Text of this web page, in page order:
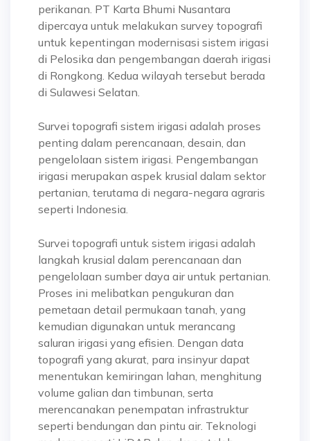
perikanan. PT Karta Bhumi Nusantara
dipercaya untuk melakukan survey topografi
untuk kepentingan modernisasi sistem irigasi
di Pelosika dan pengembangan daerah irigasi
di Rongkong. Kedua wilayah tersebut berada
di Sulawesi Selatan.
Survei topografi sistem irigasi adalah proses
penting dalam perencanaan, desain, dan
pengelolaan sistem irigasi. Pengembangan
irigasi merupakan aspek krusial dalam sektor
pertanian, terutama di negara-negara agraris
seperti Indonesia.
Survei topografi untuk sistem irigasi adalah
langkah krusial dalam perencanaan dan
pengelolaan sumber daya air untuk pertanian.
Proses ini melibatkan pengukuran dan
pemetaan detail permukaan tanah, yang
kemudian digunakan untuk merancang
saluran irigasi yang efisien. Dengan data
topografi yang akurat, para insinyur dapat
menentukan kemiringan lahan, menghitung
volume galian dan timbunan, serta
merencanakan penempatan infrastruktur
seperti bendungan dan pintu air. Teknologi